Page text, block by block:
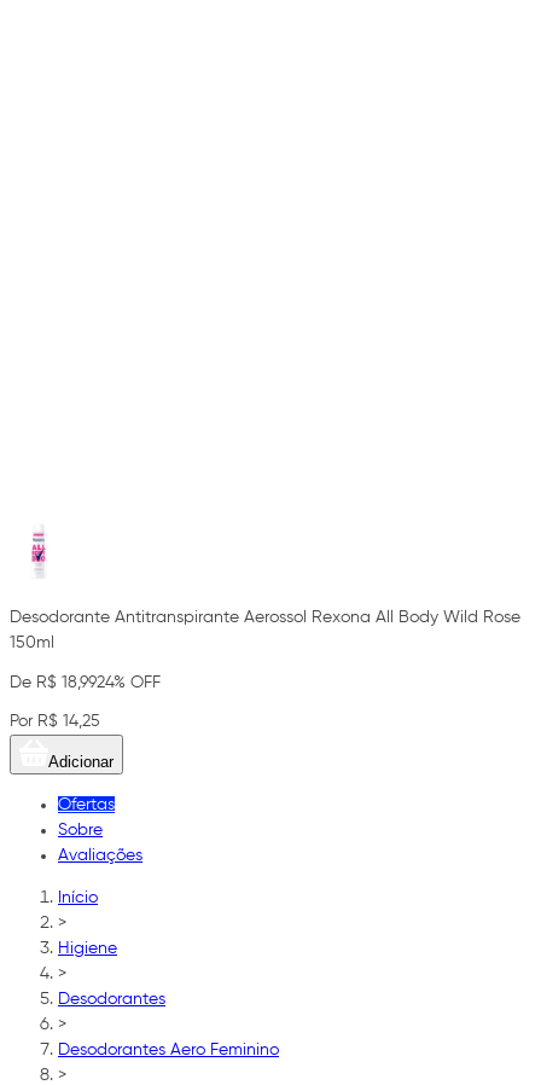
Desodorante Antitranspirante Aerossol Rexona All Body Wild Rose
150ml
De R$ 18,9924% OFF
Por R$ 14,25
Adicionar
Ofertas
Sobre
Avaliações
Início
>
Higiene
>
Desodorantes
>
Desodorantes Aero Feminino
>